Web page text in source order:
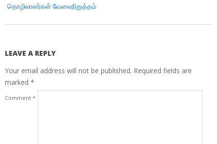
தொழிலாளர்கள் வேலைநிறுத்தம்
LEAVE A REPLY
Your email address will not be published. Required fields are
marked *
Comment *